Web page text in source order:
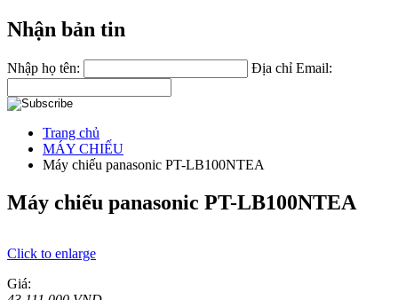
Nhận bản tin
Nhập họ tên: Địa chỉ Email:
Trang chủ
MÁY CHIẾU
Máy chiếu panasonic PT-LB100NTEA
Máy chiếu panasonic PT-LB100NTEA
Click to enlarge
Giá: